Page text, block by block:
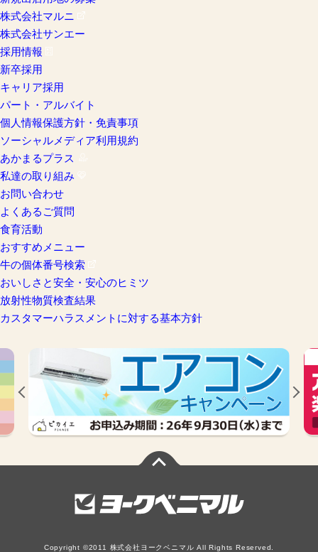
株式会社マルニ
株式会社サンエー
採用情報
新卒採用
キャリア採用
パート・アルバイト
個人情報保護方針・免責事項
ソーシャルメディア利用規約
あかまるプラス
私達の取り組み
お問い合わせ
よくあるご質問
食育活動
おすすめメニュー
牛の個体番号検索
おいしさと安全・安心のヒミツ
放射性物質検査結果
カスタマーハラスメントに対する基本方針
Copyright ©2011 株式会社ヨークベニマル All Rights Reserved.